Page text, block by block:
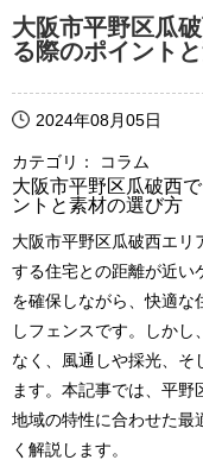
大阪市平野区瓜
る際のポイント
2024年08月05日
カテゴリ： コラム
大阪市平野区瓜破西
ントと素材の選び方
大阪市平野区瓜破西エリ
する住宅との距離が近い
を確保しながら、快適な
しフェンスです。しか
なく、風通しや採光、そ
ます。本記事では、平野
地域の特性に合わせた最
く解説します。